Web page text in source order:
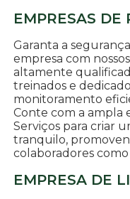
EMPRESAS DE
Garanta a
empresa com
altamente
treinados e
monitoramento
Conte com a ampla
Serviços para criar
tranquilo,
colaboradores
EMPRESA DE